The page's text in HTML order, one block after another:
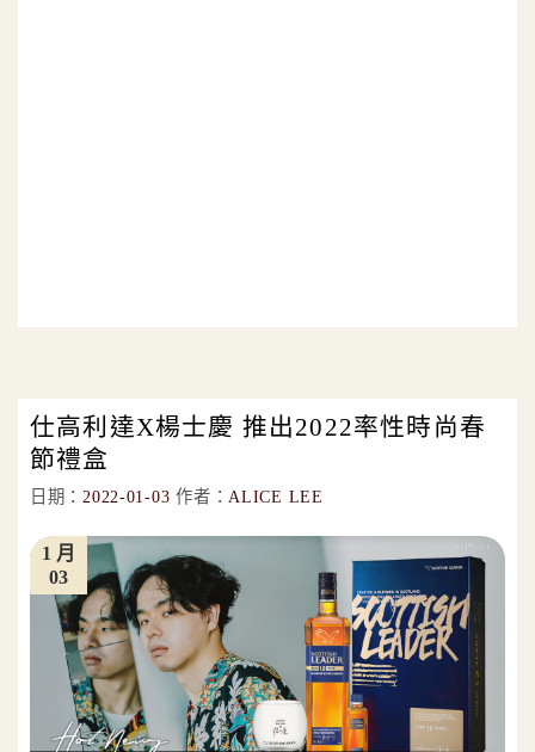
仕高利達X楊士慶 推出2022率性時尚春
節禮盒
日期： 2022-01-03 作者： ALICE LEE
03
1 月